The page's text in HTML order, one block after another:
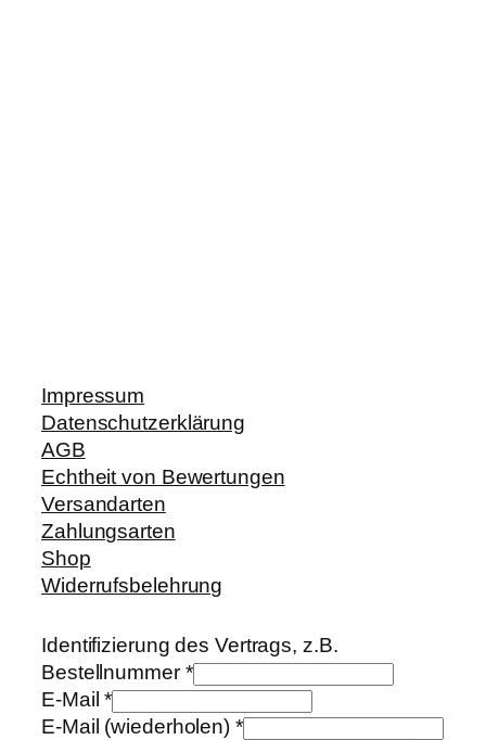
Impressum
Datenschutzerklärung
AGB
Echtheit von Bewertungen
Versandarten
Zahlungsarten
Shop
Widerrufsbelehrung
Identifizierung des Vertrags, z.B.
Bestellnummer *
E-Mail*
E-Mail (wiederholen) *